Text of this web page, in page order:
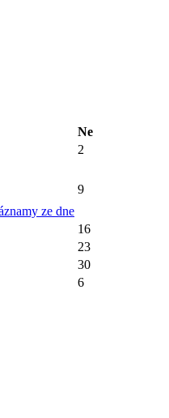
Ne
2
ze dne
9
16
23
30
6